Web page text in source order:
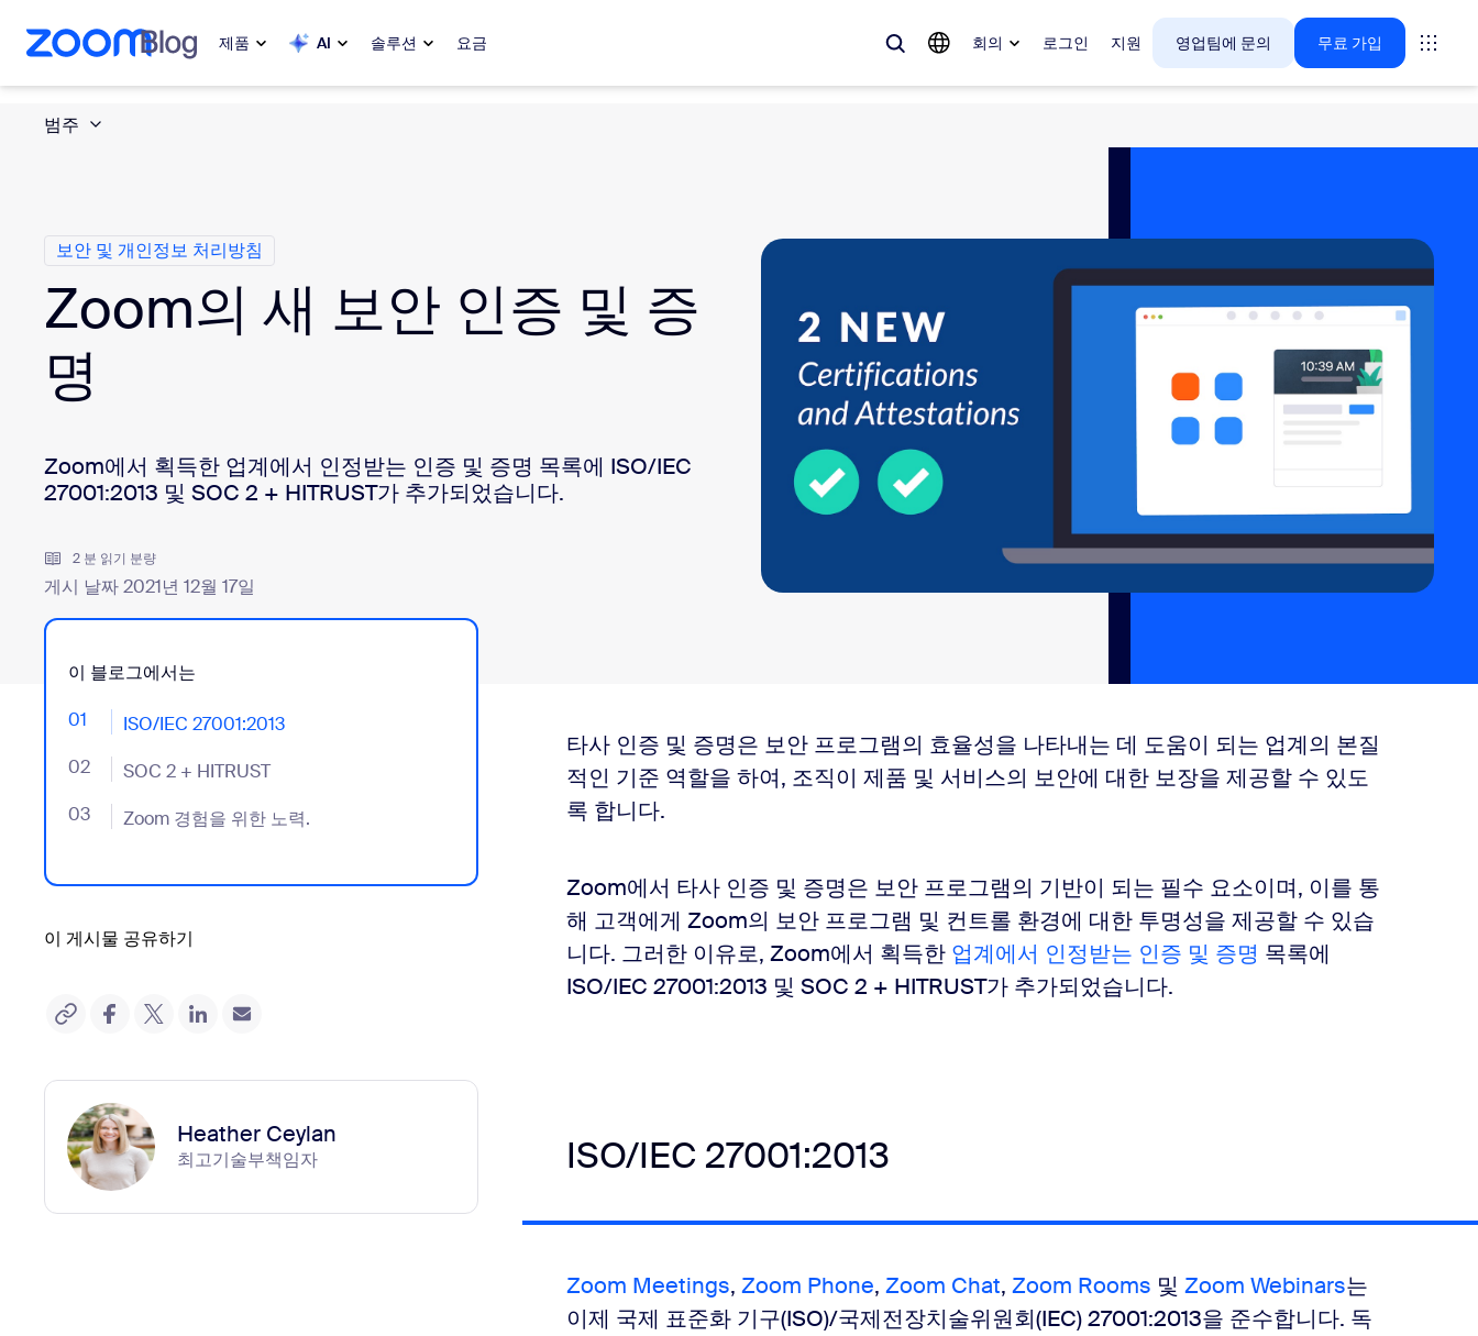
용으로 건너뛰기
팅으로 건너뛰기 제품 AI 솔루션 요금 회의 로그인 지원 영업팀에 문의 무료 가입
인기
Zoom 비즈니스 서비스
Zoom CX
Zoom AI
앱 및 통합
Meetings
ZoomMate
CX 인사이트
데스크톱에 설치
다운로드 센터 +1 888-799-9666
범주
보안 및 개인정보 처리방침
Zoom의 새 보안 인증 및 증
명
Zoom에서 획득한 업계에서 인정받는 인증 및 증명 목록에 ISO/IEC
27001:2013 및 SOC 2 + HITRUST가 추가되었습니다.
2 분 읽기 분량
게시 날짜 2021년 12월 17일
이 블로그에서는
01 ISO/IEC 27001:2013
- Jumplink to ISO/IEC 27001:2013
02 SOC 2 + HITRUST
- Jumplink to SOC 2 + HITRUST
03 Zoom 경험을 위한 노력.
- Jumplink to Zoom 경험을 위한 노력.
이 게시물 공유하기
Heather Ceylan
최고기술부책임자
타사 인증 및 증명은 보안 프로그램의 효율성을 나타내는 데 도움이 되는 업계의 본질
적인 기준 역할을 하여, 조직이 제품 및 서비스의 보안에 대한 보장을 제공할 수 있도
록 합니다.
Zoom에서 타사 인증 및 증명은 보안 프로그램의 기반이 되는 필수 요소이며, 이를 통
해 고객에게 Zoom의 보안 프로그램 및 컨트롤 환경에 대한 투명성을 제공할 수 있습
니다. 그러한 이유로, Zoom에서 획득한 업계에서 인정받는 인증 및 증명 목록에
ISO/IEC 27001:2013 및 SOC 2 + HITRUST가 추가되었습니다.
ISO/IEC 27001:2013
Zoom Meetings, Zoom Phone, Zoom Chat, Zoom Rooms 및 Zoom Webinars는
이제 국제 표준화 기구(ISO)/국제전장치술위원회(IEC) 27001:2013을 준수합니다. 독